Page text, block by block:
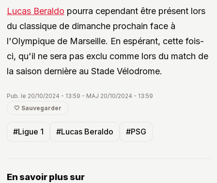
Lucas Beraldo pourra cependant être présent lors
du classique de dimanche prochain face à
l'Olympique de Marseille. En espérant, cette fois-
ci, qu'il ne sera pas exclu comme lors du match de
la saison dernière au Stade Vélodrome.
Pub. le 20/10/2024 - 13:59 - MAJ 20/10/2024 - 13:59
🤍 Sauvegarder
#Ligue 1 #Lucas Beraldo #PSG
En savoir plus sur